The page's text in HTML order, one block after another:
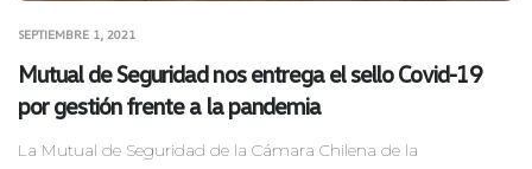
Mutual de Seguridad nos entrega el sello Covid-19
por gestión frente a la pandemia
SEPTIEMBRE 1, 2021
La Mutual de Seguridad de la Cámara Chilena de la